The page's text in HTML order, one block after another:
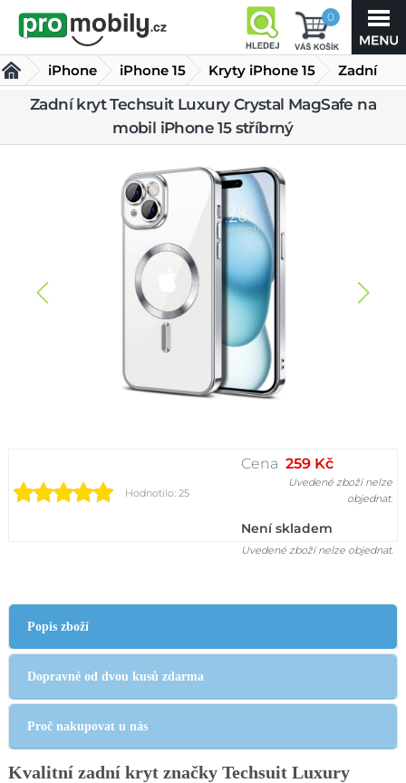
0
iPhone iPhone 15 Kryty iPhone 15
Zadní
kryt
Techsuit Luxury Crystal MagSafe na mobil iPhone 15
Zadní kryt Techsuit Luxury Crystal MagSafe na
mobil iPhone 15 stříbrný
Hodnotilo: 25
Cena 259 Kč
Uvedené zboží nelze
objednat.
Není skladem
Uvedené zboží nelze objednat.
Popis zboží
Dopravné od dvou kusů zdarma
Proč nakupovat u nás
Kvalitní zadní kryt značky Techsuit Luxury